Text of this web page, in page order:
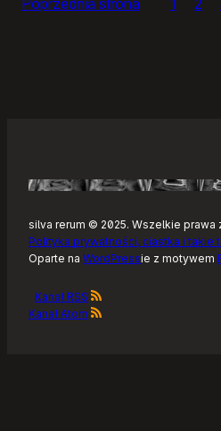
silva rerum © 2025. Wszelkie prawa
Polityka prywatności, ciastka i takie
Oparte na WordPressie z motywem
Kanał RSS
Kanał Atom